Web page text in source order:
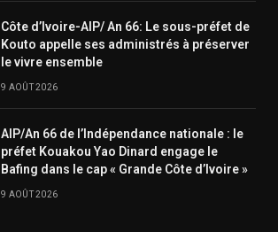
Côte d’Ivoire-AIP/ An 66: Le sous-préfet de
Kouto appelle ses administrés à préserver
le vivre ensemble
9 AOÛT 2026
AIP/An 66 de l’Indépendance nationale : le
préfet Kouakou Yao Dinard engage le
Bafing dans le cap « Grande Côte d’Ivoire »
9 AOÛT 2026